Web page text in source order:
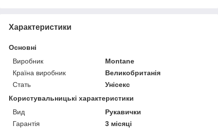
Характеристики
Основні
Виробник
Montane
Країна виробник
Великобританія
Стать
Унісекс
Користувальницькі характеристики
Вид
Рукавички
Гарантія
3 місяці